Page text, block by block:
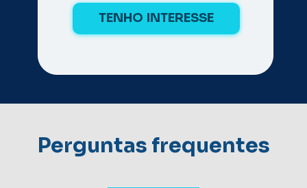
TENHO INTERESSE
Perguntas frequentes